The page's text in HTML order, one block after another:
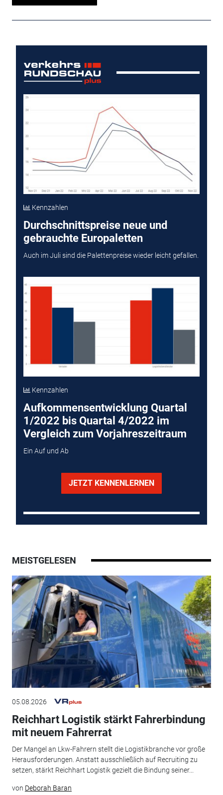
Kennzahlen
Durchschnittspreise neue und
gebrauchte Europaletten
Auch im Juli sind die Palettenpreise wieder leicht gefallen.
Kennzahlen
Aufkommensentwicklung Quartal
1/2022 bis Quartal 4/2022 im
Vergleich zum Vorjahreszeitraum
Ein Auf und Ab
JETZT KENNENLERNEN
MEISTGELESEN
05.08.2026
Reichhart Logistik stärkt Fahrerbindung
mit neuem Fahrerrat
Der Mangel an Lkw-Fahrern stellt die Logistikbranche vor große
Herausforderungen. Anstatt ausschließlich auf Recruiting zu
setzen, stärkt Reichhart Logistik gezielt die Bindung seiner...
von Deborah Baran